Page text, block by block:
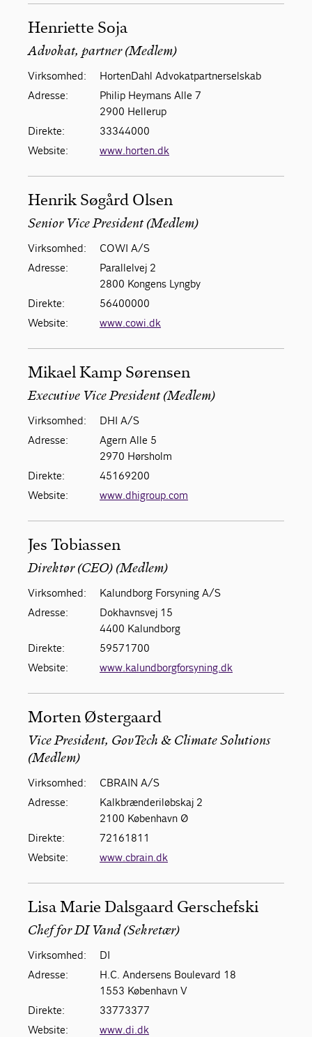
Henriette Soja
Advokat, partner (Medlem)
Virksomhed:
HortenDahl Advokatpartnerselskab
Adresse:
Philip Heymans Alle 7
2900 Hellerup
Direkte:
33344000
Website:
www.horten.dk
Henrik Søgård Olsen
Senior Vice President (Medlem)
Virksomhed:
COWI A/S
Adresse:
Parallelvej 2
2800 Kongens Lyngby
Direkte:
56400000
Website:
www.cowi.dk
Mikael Kamp Sørensen
Executive Vice President (Medlem)
Virksomhed:
DHI A/S
Adresse:
Agern Alle 5
2970 Hørsholm
Direkte:
45169200
Website:
www.dhigroup.com
Jes Tobiassen
Direktør (CEO) (Medlem)
Virksomhed:
Kalundborg Forsyning A/S
Adresse:
Dokhavnsvej 15
4400 Kalundborg
Direkte:
59571700
Website:
www.kalundborgforsyning.dk
Morten Østergaard
Vice President, GovTech & Climate Solutions
(Medlem)
Virksomhed:
CBRAIN A/S
Adresse:
Kalkbrænderiløbskaj 2
2100 København Ø
Direkte:
72161811
Website:
www.cbrain.dk
Lisa Marie Dalsgaard Gerschefski
Chef for DI Vand (Sekretær)
Virksomhed:
DI
Adresse:
H.C. Andersens Boulevard 18
1553 København V
Direkte:
33773377
Website:
www.di.dk